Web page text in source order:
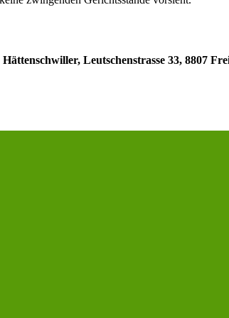
Leutschenstrasse 33, 8807